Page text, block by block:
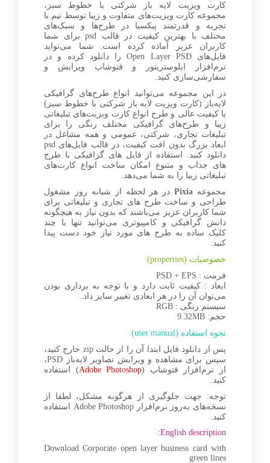
1+
کارت ویزیت لایه باز شرکتی با خطوط سبز،
مجموعه کارت ویزیت‌های متفاوت و زیبا توسط تیم با
تجربه و قدرتمند پیکسیا در طرح‌ها و سبک‌های
مختلف با بهترین کیفیت در قالب psd برای شما
کاربران عزیز آماده کرده است. شما می‌تواید
فایل‌های Open Layer PSD را دانلود کرده و در
نرم‌افزار ایلوستریتور و فتوشاپ ویرایش و
سفارشی‌سازی کنید.
در این مجموعه می‌توانید انواع طرح‌های گرافیکی
لایه‌باز (کارت ویزیت لایه باز شرکتی با خطوط سبز)
با کیفیت عالی و طرح انواع کارت ویزیت‌های تبلیغاتی
زیبا و طرح‌های گرافیکی مختلف رنگی را برای
تبلیغات تجاری، شرکتی، عمومی و همه مشاغل در
ابعاد بزرگ بدون افت کیفیت، در قالب فایل‌های psd
دانلود کنید. استفاده از فایل های گرافیکی با طرح
های جذاب و متنوع امکان ساخت انواع کارت‌های
تبلیغاتی زیبا را به شما می‌دهد.
مجموعه Pixia در هر لحظه از شبانه روز مشغول
طراحی و ساخت طرح های تجاری و تبلیغاتی برای
شما کاربران عزیز می‌باشند که بدون نیاز به هیچگونه
دانش گرافیکی و کامپیوتری می‌توانید تنها با چند
کلیک ساده به طرح های مورد نیاز خود دست پیدا
کنید.
خصوصیات (properties):
فرمت : PSD + EPS
ابعاد : کیفیت ثابت دارد و با توجه به برداری بودن
می‌توان آن را در هر ابعادی تغییر سایز داد.
سیستم رنگی : RGB
حجم: 9.32MB
نحوه استفاده (user manual):
پس از دانلود فایل ابتدا آن را از حالت zip خارج کنید،
سپس برای مشاهده و ویرایش تصاویر لایه‌باز PSD،
از نرم‌افزار فتوشاپ (Adobe Photoshop) استفاده
کنید.
توجه: جهت جلوگیری از هرگونه مشکل، لطفا از
نسخه‌های به‌روز نرم‌افزار Adobe Photoshop استفاده
کنید.
English description:
Download Corporate open layer business card with
green lines